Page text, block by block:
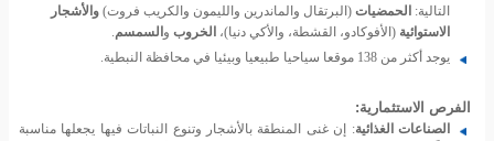
التالية: الحمضيات (البرتقال والماندرين والليمون والكريب فروت) والأشجار
الاستوائية (الأفوكادو، القشطة، والأكي دنيا)، الخروب و السمسم.
يوجد أكثر من 138 موقعا سياحيا طبيعيا وبيئيا في محافظة النبطية.
الفرص الاستثمارية:
الصناعات الغذائية: إن غنى المنطقة بالأشجار وتنوع النباتات فيها يجعلها مناسبة